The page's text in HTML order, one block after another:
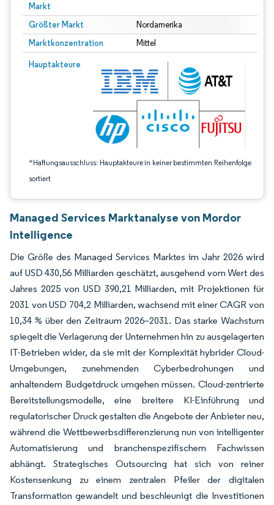
Markt
Größter Markt Nordamerika
Marktkonzentration Mittel
Hauptakteure
*Haftungsausschluss: Hauptakteure in keiner bestimmten Reihenfolge
sortiert
Bild © Mordor Intelligence. Wiederverwendung erfordert Namensnennung
Managed Services Marktanalyse von Mordor
Intelligence
Die Größe des Managed Services Marktes im Jahr 2026 wird
auf USD 430,56 Milliarden geschätzt, ausgehend vom Wert des
Jahres 2025 von USD 390,21 Milliarden, mit Projektionen für
2031 von USD 704,2 Milliarden, wachsend mit einer CAGR von
10,34 % über den Zeitraum 2026–2031. Das starke Wachstum
spiegelt die Verlagerung der Unternehmen hin zu ausgelagerten
IT-Betrieben wider, da sie mit der Komplexität hybrider Cloud-
Umgebungen, zunehmenden Cyberbedrohungen und
anhaltendem Budgetdruck umgehen müssen. Cloud-zentrierte
Bereitstellungsmodelle, eine breitere KI-Einführung und
regulatorischer Druck gestalten die Angebote der Anbieter neu,
während die Wettbewerbsdifferenzierung nun von intelligenter
Automatisierung und branchenspezifischem Fachwissen
abhängt. Strategisches Outsourcing hat sich von reiner
Kostensenkung zu einem zentralen Pfeiler der digitalen
Transformation gewandelt und beschleunigt die Investitionen